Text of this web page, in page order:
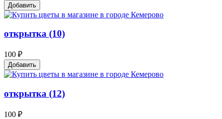
Добавить
открытка (10)
100 ₽
Добавить
открытка (12)
100 ₽